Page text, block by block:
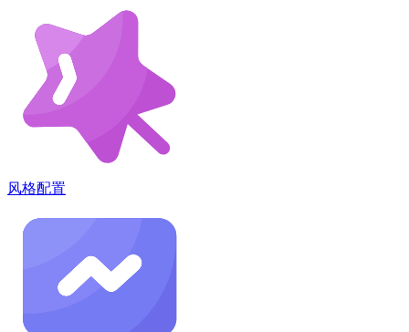
风格配置